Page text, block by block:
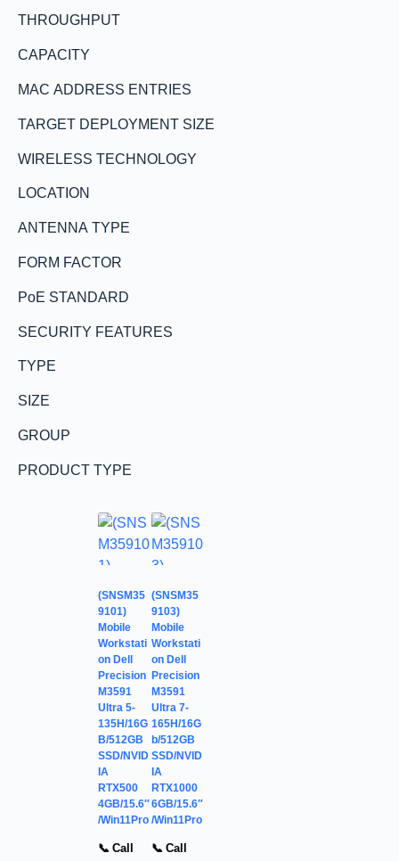
THROUGHPUT
CAPACITY
MAC ADDRESS ENTRIES
TARGET DEPLOYMENT SIZE
WIRELESS TECHNOLOGY
LOCATION
ANTENNA TYPE
FORM FACTOR
PoE STANDARD
SECURITY FEATURES
TYPE
SIZE
GROUP
PRODUCT TYPE
(SNSM35
9101)
Mobile
Workstati
on Dell
Precision
M3591
Ultra 5-
135H/16G
B/512GB
SSD/NVID
IA
RTX500
4GB/15.6″
/Win11Pro
📞 Call
(SNSM35
9103)
Mobile
Workstati
on Dell
Precision
M3591
Ultra 7-
165H/16G
b/512GB
SSD/NVID
IA
RTX1000
6GB/15.6″
/Win11Pro
📞 Call